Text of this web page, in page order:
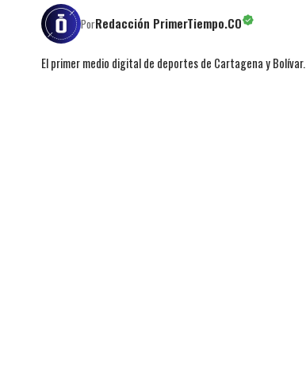
PorRedacción PrimerTiempo.CO
El primer medio digital de deportes de Cartagena y Bolívar.